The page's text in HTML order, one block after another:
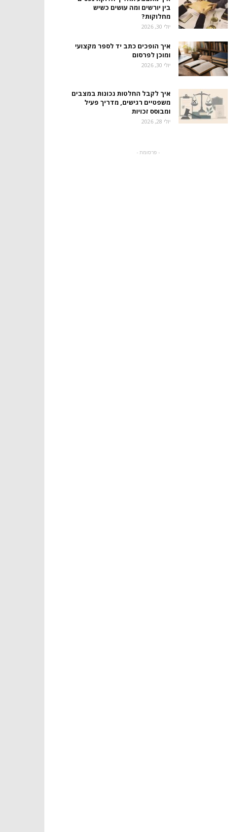
בין יורשים ומה עושים כשיש
מחלוקות?
יולי 30, 2026
איך הופכים כתב יד לספר מקצועי
ומוכן לפרסום
יולי 30, 2026
איך לקבל החלטות נכונות במצבים
משפטיים רגישים, מדריך פעיל
ומבוסס זכויות
יולי 28, 2026
- פרסומת -